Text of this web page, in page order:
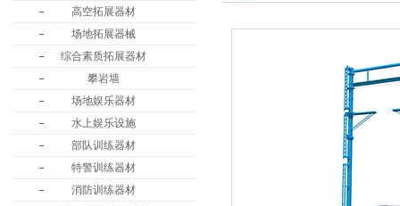
高空拓展器材
场地拓展器械
综合素质拓展器材
攀岩墙
场地娱乐器材
水上娱乐设施
部队训练器材
特警训练器材
消防训练器材